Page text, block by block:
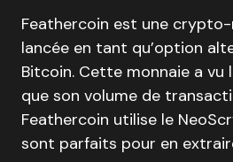
Feathercoin est une
lancée en tant qu’option
Bitcoin. Cette monnaie a vu
que son volume de
Feathercoin utilise le
sont parfaits pour en